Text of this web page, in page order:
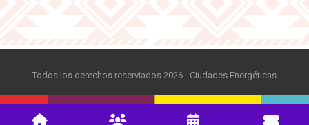
Todos los derechos reserviados 2026 - Ciudades Energéticas